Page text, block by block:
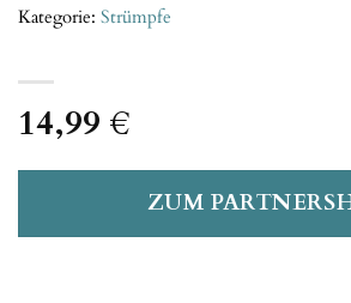
14,99 €
ZUM
Kategorie: Strümpfe